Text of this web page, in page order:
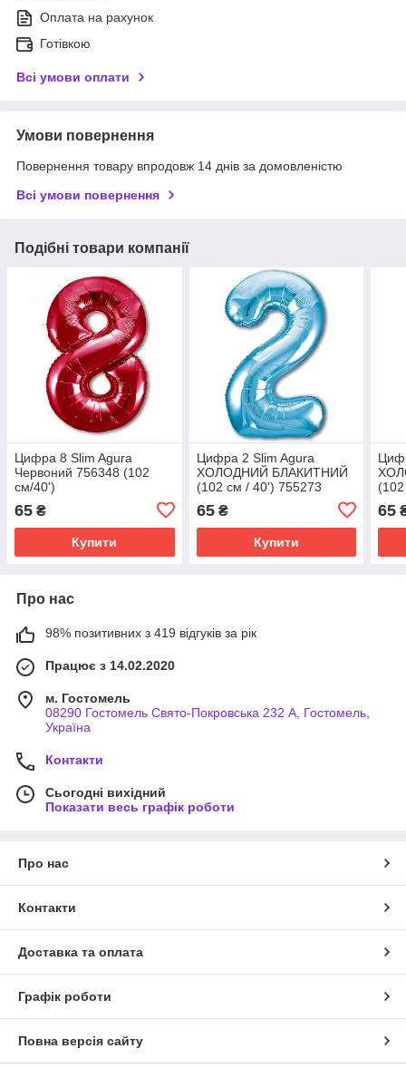
Оплата на рахунок
Готівкою
Всі умови оплати
Умови повернення
Повернення товару впродовж 14 днів за домовленістю
Всі умови повернення
Подібні товари компанії
Цифра 8 Slim Agura
Червоний 756348 (102
см/40')
65 ₴
Купити
Цифра 2 Slim Agura
ХОЛОДНИЙ БЛАКИТНИЙ
(102 см / 40') 755273
65₴
Купити
65
Про нас
98% позитивних з 419 відгуків за рік
Працює з 14.02.2020
м. Гостомель
08290 Гостомель Свято-Покровська 232 А, Гостомель,
Україна
Контакти
Сьогодні вихідний
Показати весь графік роботи
Про нас
Контакти
Доставка та оплата
Графік роботи
Повна версія сайту